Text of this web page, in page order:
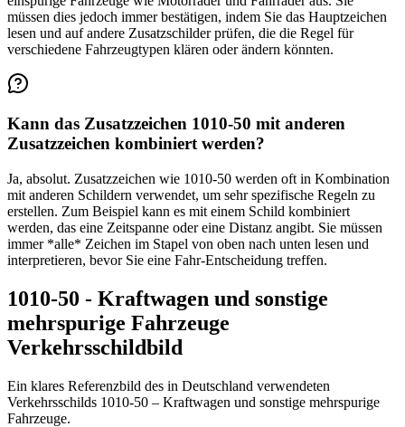
müssen dies jedoch immer bestätigen, indem Sie das Hauptzeichen
lesen und auf andere Zusatzschilder prüfen, die die Regel für
verschiedene Fahrzeugtypen klären oder ändern könnten.
Kann das Zusatzzeichen 1010-50 mit anderen
Zusatzzeichen kombiniert werden?
Ja, absolut. Zusatzzeichen wie 1010-50 werden oft in Kombination
mit anderen Schildern verwendet, um sehr spezifische Regeln zu
erstellen. Zum Beispiel kann es mit einem Schild kombiniert
werden, das eine Zeitspanne oder eine Distanz angibt. Sie müssen
immer *alle* Zeichen im Stapel von oben nach unten lesen und
interpretieren, bevor Sie eine Fahr-Entscheidung treffen.
1010-50 - Kraftwagen und sonstige
mehrspurige Fahrzeuge
Verkehrsschildbild
Ein klares Referenzbild des in Deutschland verwendeten
Verkehrsschilds 1010-50 – Kraftwagen und sonstige mehrspurige
Fahrzeuge.